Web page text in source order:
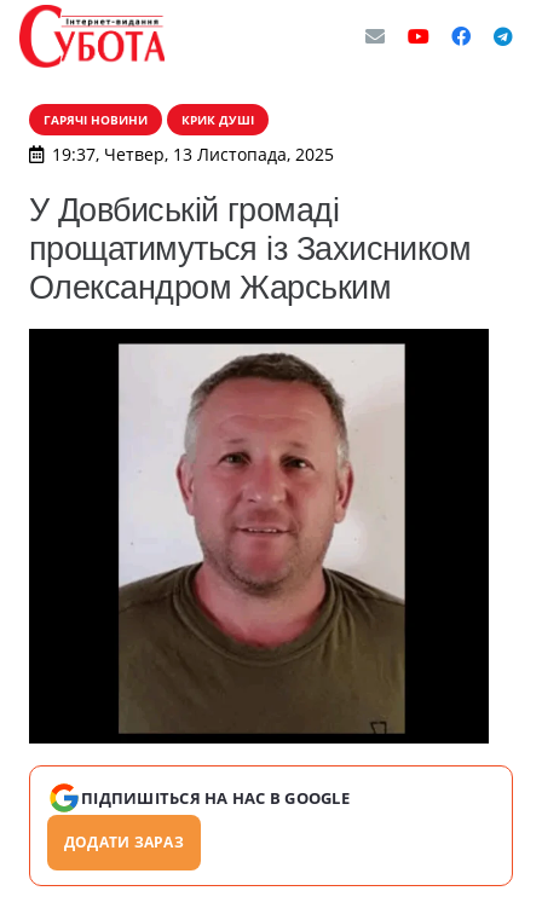
ГАРЯЧІ НОВИНИ КРИК ДУШІ
19:37, Четвер, 13 Листопада, 2025
У Довбиській громаді
прощатимуться із Захисником
Олександром Жарським
ПІДПИШІТЬСЯ НА НАС В GOOGLE
ДОДАТИ ЗАРАЗ